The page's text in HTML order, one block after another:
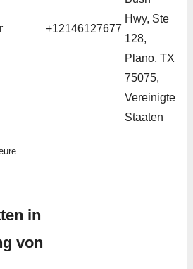
+12146127677
Hwy, Ste
128,
Plano, TX
75075,
Vereinigte
Staaten
in
von